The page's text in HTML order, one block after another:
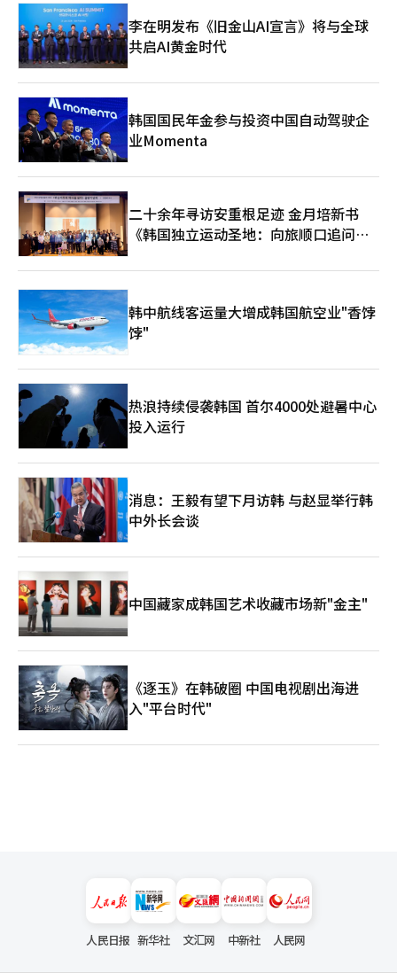
中，用户可以直接在应用内进行二手商品的购买与销售。此外，
MUSINSA还在开发一套支持约1.5万个品牌时尚与配饰商品进行二
手交易的系统，无论品牌是否入驻MUSINSA平台均可使用。 随着
循环经济市场的快速扩张，长期亏损的二手转售专门平台的盈利状
况也开始改善。韩国本土二手交易平台鼻祖“胡萝卜市场”通过扩
大地域定向广告服务，自去年起已实现盈利。“闪电市场”在全面
引入安全交易机制后，用户付费交易规模也在持续增长，截至2
月，月度付费交易额已突破900亿韩元。2023年8月成立的初创企
业Charan截至目前累计注册用户已达81.9万，同比（18.4万）激
增近5倍。 业内人士表示：“随着主要大型线上平台与二手专门企
业的合作加深，中古交易市场正在加速发展。尤其是以奢侈品为中
心的二手商品，不仅物以稀为贵，还持续受到MZ一代消费者的青
睐。” 韩国二手奢侈品购物平台GUGUS【图片来源 GUGUS】
李在明发布《旧金山AI宣言》将与全球
共启AI黄金时代
韩国国民年金参与投资中国自动驾驶企
业Momenta
二十余年寻访安重根足迹 金月培新书
《韩国独立运动圣地：向旅顺口追问历
韩中航线客运量大增成韩国航空业"香饽
饽"
热浪持续侵袭韩国 首尔4000处避暑中心
投入运行
消息：王毅有望下月访韩 与赵显举行韩
中外长会谈
中国藏家成韩国艺术收藏市场新"金主"
《逐玉》在韩破圈 中国电视剧出海进
入"平台时代"
人民日报 新华社 文汇网 中新社 人民网